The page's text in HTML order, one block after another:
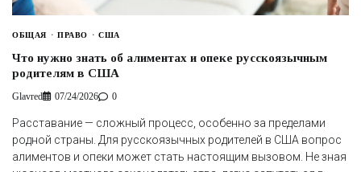
ОБЩАЯ ПРАВО США
Что нужно знать об алиментах и опеке русскоязычным
родителям в США
Glavred 07/24/2026 0
Расставание — сложный процесс, особенно за пределами
родной страны. Для русскоязычных родителей в США вопрос
алиментов и опеки может стать настоящим вызовом. Не зная